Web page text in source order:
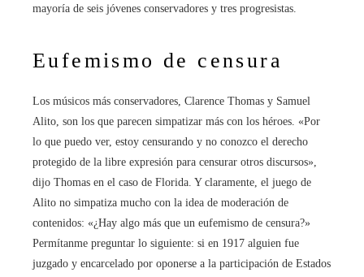
mayoría de seis jóvenes conservadores y tres progresistas.
Eufemismo de censura
Los músicos más conservadores, Clarence Thomas y Samuel
Alito, son los que parecen simpatizar más con los héroes. «Por
lo que puedo ver, estoy censurando y no conozco el derecho
protegido de la libre expresión para censurar otros discursos»,
dijo Thomas en el caso de Florida. Y claramente, el juego de
Alito no simpatiza mucho con la idea de moderación de
contenidos: «¿Hay algo más que un eufemismo de censura?»
Permítanme preguntar lo siguiente: si en 1917 alguien fue
juzgado y encarcelado por oponerse a la participación de Estados